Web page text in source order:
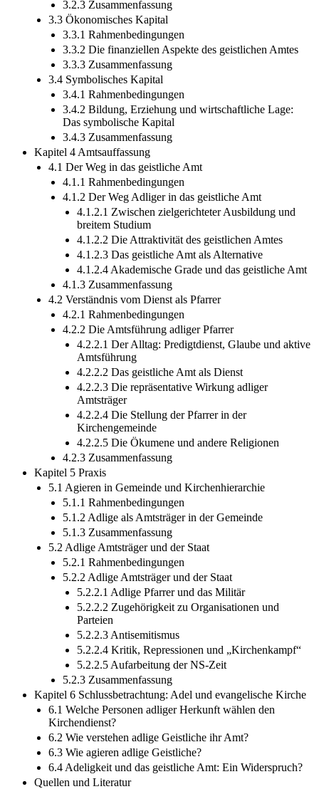
3.2.3 Zusammenfassung
3.3 Ökonomisches Kapital
3.3.1 Rahmenbedingungen
3.3.2 Die finanziellen Aspekte des geistlichen Amtes
3.3.3 Zusammenfassung
3.4 Symbolisches Kapital
3.4.1 Rahmenbedingungen
3.4.2 Bildung, Erziehung und wirtschaftliche Lage:
Das symbolische Kapital
3.4.3 Zusammenfassung
Kapitel 4 Amtsauffassung
4.1 Der Weg in das geistliche Amt
4.1.1 Rahmenbedingungen
4.1.2 Der Weg Adliger in das geistliche Amt
4.1.2.1 Zwischen zielgerichteter Ausbildung und
breitem Studium
4.1.2.2 Die Attraktivität des geistlichen Amtes
4.1.2.3 Das geistliche Amt als Alternative
4.1.2.4 Akademische Grade und das geistliche Amt
4.1.3 Zusammenfassung
4.2 Verständnis vom Dienst als Pfarrer
4.2.1 Rahmenbedingungen
4.2.2 Die Amtsführung adliger Pfarrer
4.2.2.1 Der Alltag: Predigtdienst, Glaube und aktive
Amtsführung
4.2.2.2 Das geistliche Amt als Dienst
4.2.2.3 Die repräsentative Wirkung adliger
Amtsträger
4.2.2.4 Die Stellung der Pfarrer in der
Kirchengemeinde
4.2.2.5 Die Ökumene und andere Religionen
4.2.3 Zusammenfassung
Kapitel 5 Praxis
5.1 Agieren in Gemeinde und Kirchenhierarchie
5.1.1 Rahmenbedingungen
5.1.2 Adlige als Amtsträger in der Gemeinde
5.1.3 Zusammenfassung
5.2 Adlige Amtsträger und der Staat
5.2.1 Rahmenbedingungen
5.2.2 Adlige Amtsträger und der Staat
5.2.2.1 Adlige Pfarrer und das Militär
5.2.2.2 Zugehörigkeit zu Organisationen und
Parteien
5.2.2.3 Antisemitismus
5.2.2.4 Kritik, Repressionen und „Kirchenkampf“
5.2.2.5 Aufarbeitung der NS-Zeit
5.2.3 Zusammenfassung
Kapitel 6 Schlussbetrachtung: Adel und evangelische Kirche
6.1 Welche Personen adliger Herkunft wählen den
Kirchendienst?
6.2 Wie verstehen adlige Geistliche ihr Amt?
6.3 Wie agieren adlige Geistliche?
6.4 Adeligkeit und das geistliche Amt: Ein Widerspruch?
Quellen und Literatur